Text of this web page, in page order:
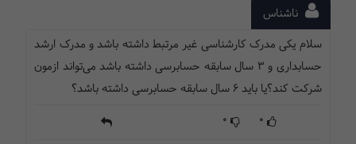
ناشناس
سلام یکی مدرک کارشناسی غیر مرتبط داشته باشد و مدرک ارشد
حسابداری و ۳ سال سابقه حسابرسی داشته باشد می‌تواند ازمون
شرکت کند؟یا باید ۶ سال سابقه حسابرسی داشته باشد؟
0
0